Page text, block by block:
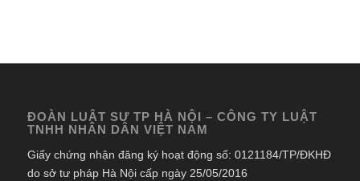
ĐOÀN LUẬT SƯ TP HÀ NỘI – CÔNG TY LUẬT
TNHH NHÂN DÂN VIỆT NAM
Giấy chứng nhận đăng ký hoạt động số: 0121184/TP/ĐKHĐ
do sở tư pháp Hà Nội cấp ngày 25/05/2016